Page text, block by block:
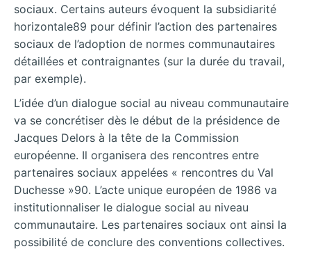
sociaux. Certains auteurs évoquent la subsidiarité
horizontale89 pour définir l’action des partenaires
sociaux de l’adoption de normes communautaires
détaillées et contraignantes (sur la durée du travail,
par exemple).
L’idée d’un dialogue social au niveau communautaire
va se concrétiser dès le début de la présidence de
Jacques Delors à la tête de la Commission
européenne. Il organisera des rencontres entre
partenaires sociaux appelées « rencontres du Val
Duchesse »90. L’acte unique européen de 1986 va
institutionnaliser le dialogue social au niveau
communautaire. Les partenaires sociaux ont ainsi la
possibilité de conclure des conventions collectives.